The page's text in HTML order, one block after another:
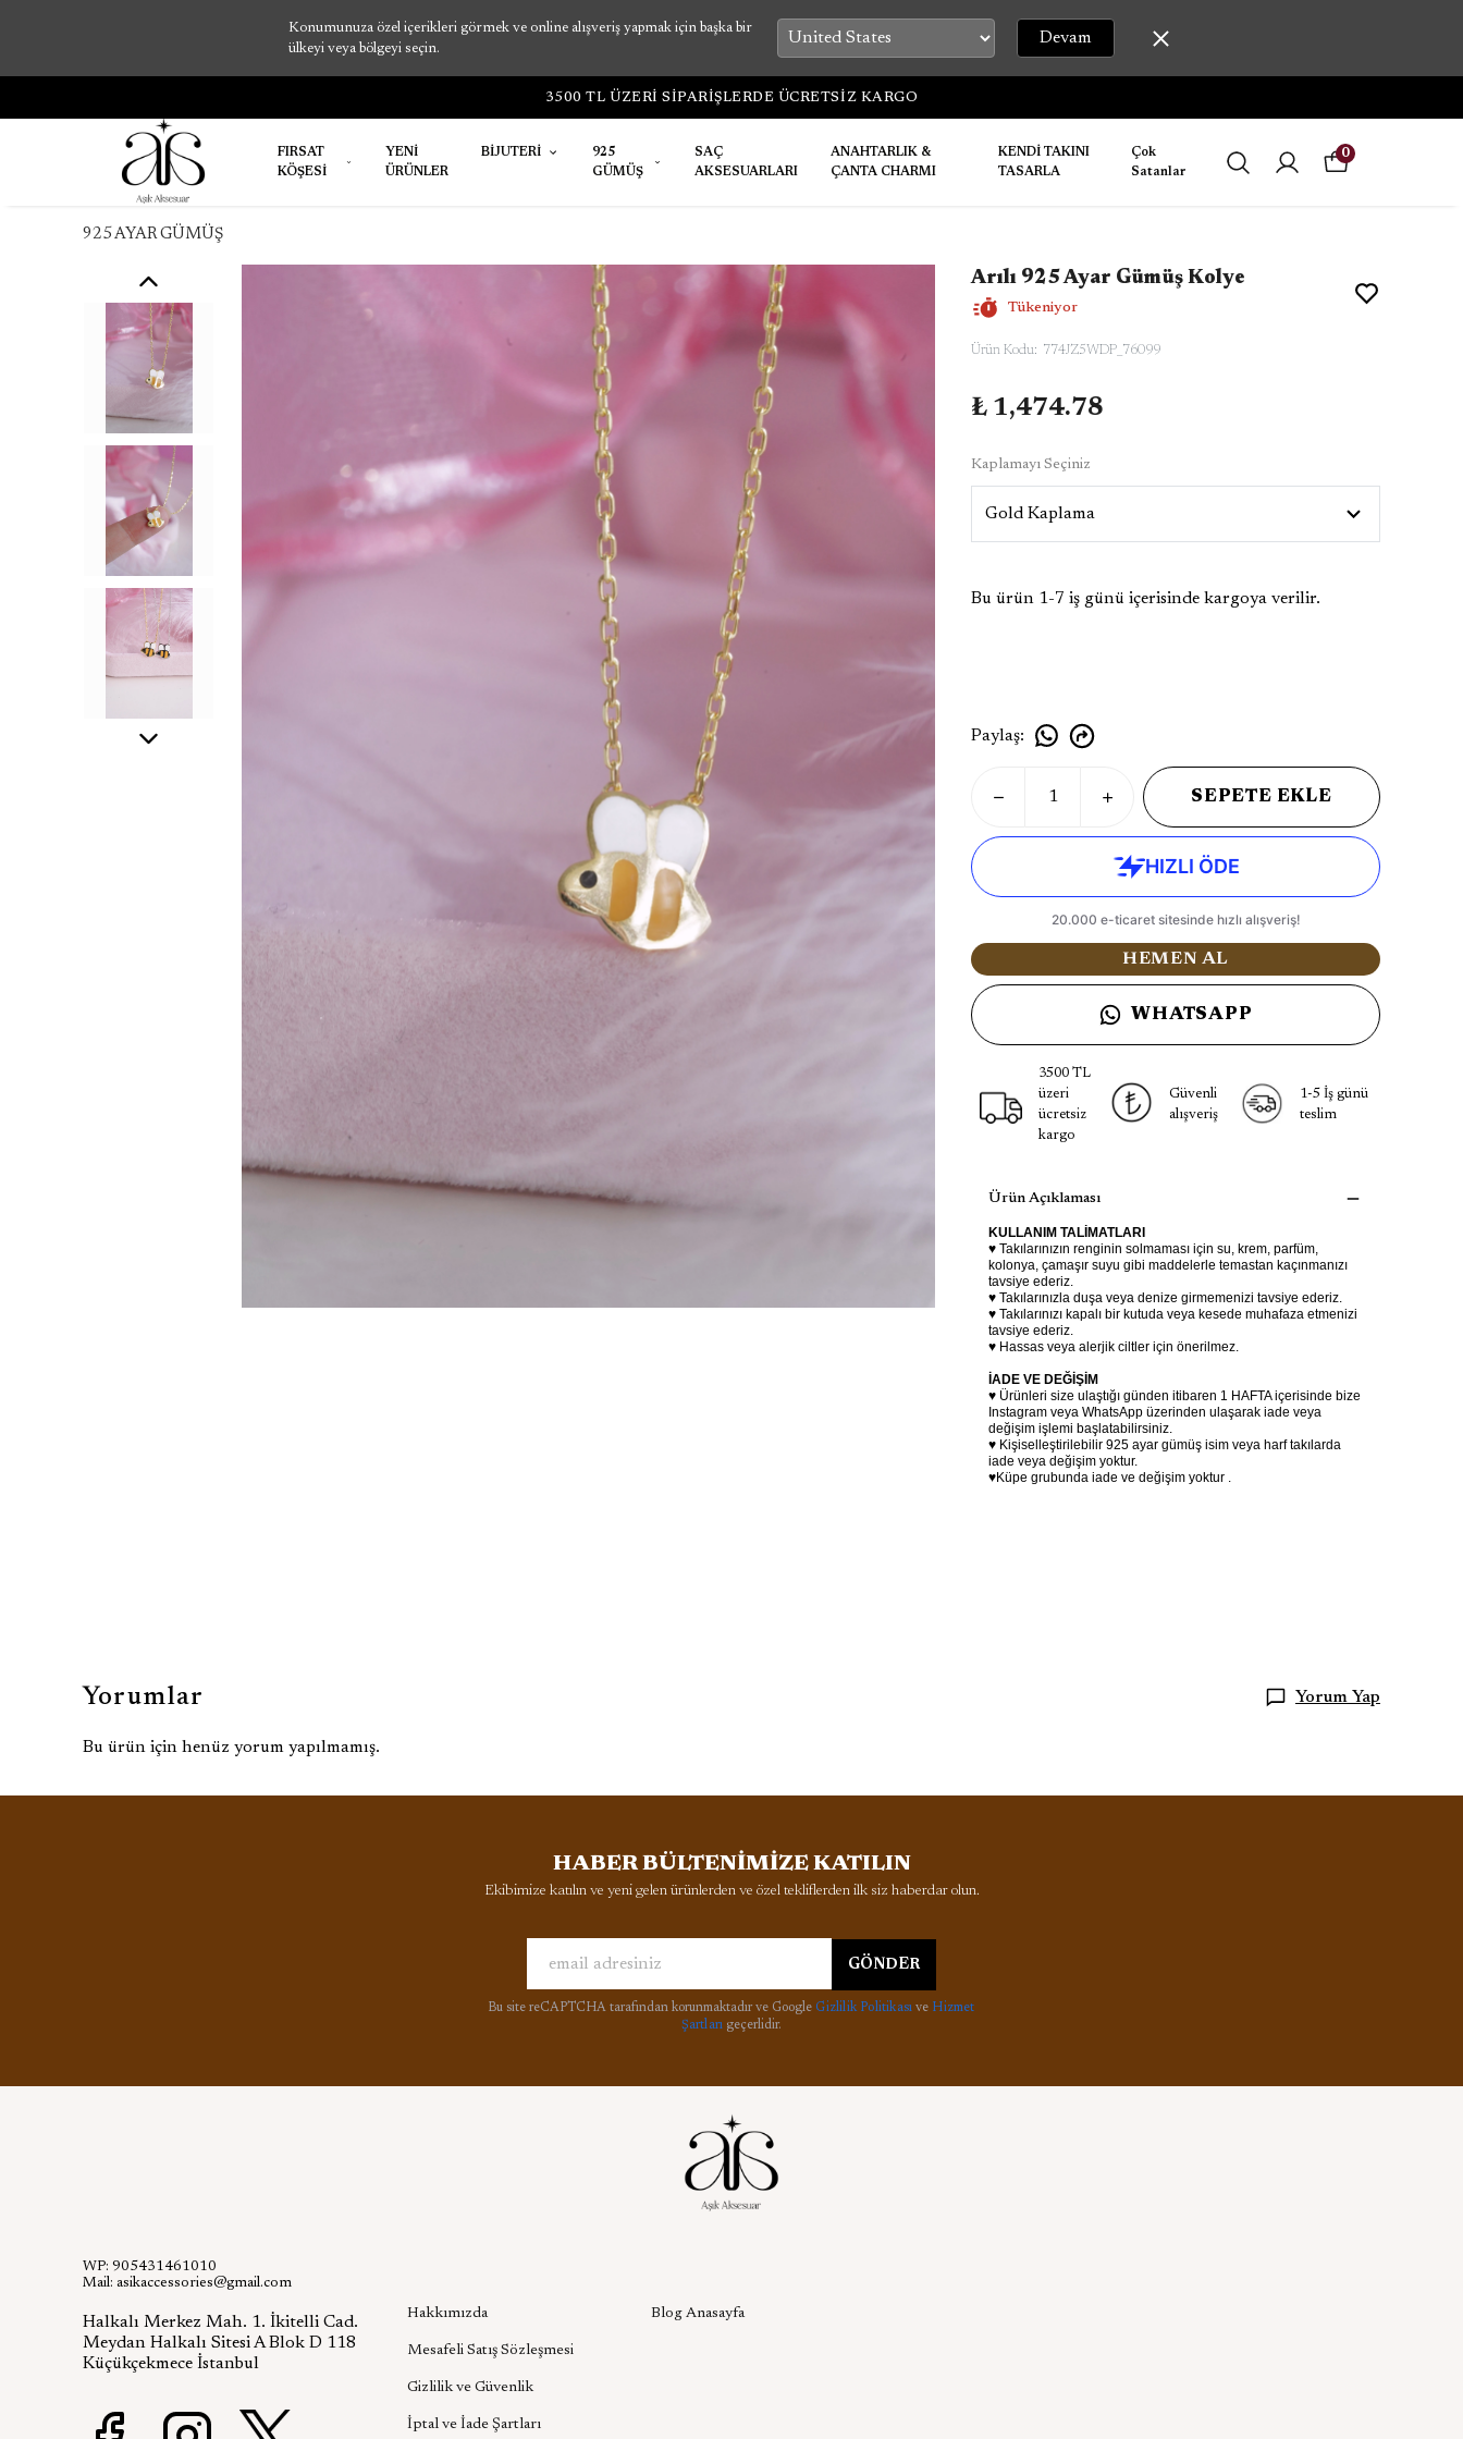
Konumunuza özel içerikleri görmek ve online alışveriş yapmak için başka bir
ülkeyi veya bölgeyi seçin.
Devam
FIRSAT
KÖŞESİ
YENİ
ÜRÜNLER
BİJUTERİ
925
GÜMÜŞ
SAÇ
AKSESUARLARI
ANAHTARLIK &
ÇANTA CHARMI
KENDİ TAKINI
TASARLA
Çok
Satanlar
0
925 AYAR GÜMÜŞ
Arılı 925 Ayar Gümüş Kolye
Tükeniyor
Ürün Kodu: 774JZ5WDP_76099
₺ 1,474.78
Kaplamayı Seçiniz
Bu ürün 1-7 iş günü içerisinde kargoya verilir.
Paylaş:
SEPETE EKLE
HEMEN AL
WHATSAPP
3500 TL
üzeri
ücretsiz
kargo
Güvenli
alışveriş
1-5 İş günü
teslim
Ürün Açıklaması
KULLANIM TALİMATLARI
♥ Takılarınızın renginin solmaması için su, krem, parfüm,
kolonya, çamaşır suyu gibi maddelerle temastan kaçınmanızı
tavsiye ederiz.
♥ Takılarınızla duşa veya denize girmemenizi tavsiye ederiz.
♥ Takılarınızı kapalı bir kutuda veya kesede muhafaza etmenizi
tavsiye ederiz.
♥ Hassas veya alerjik ciltler için önerilmez.
İADE VE DEĞİŞİM
♥ Ürünleri size ulaştığı günden itibaren 1 HAFTA içerisinde bize
Instagram veya WhatsApp üzerinden ulaşarak iade veya
değişim işlemi başlatabilirsiniz.
♥ Kişiselleştirilebilir 925 ayar gümüş isim veya harf takılarda
iade veya değişim yoktur.
♥Küpe grubunda iade ve değişim yoktur .
Yorumlar Yorum Yap
Bu ürün için henüz yorum yapılmamış.
HABER BÜLTENİMİZE KATILIN
Ekibimize katılın ve yeni gelen ürünlerden ve özel tekliflerden ilk siz haberdar olun.
GÖNDER
Bu site reCAPTCHA tarafından korunmaktadır ve Google Gizlilik Politikasıve Hizmet
Şartları geçerlidir.
Hakkımızda
Mesafeli Satış Sözleşmesi
Gizlilik ve Güvenlik
İptal ve İade Şartları
Blog Anasayfa
WP: 905431461010
Mail: asikaccessories@gmail.com
Halkalı Merkez Mah. 1. İkitelli Cad.
Meydan Halkalı Sitesi A Blok D 118
Küçükçekmece İstanbul